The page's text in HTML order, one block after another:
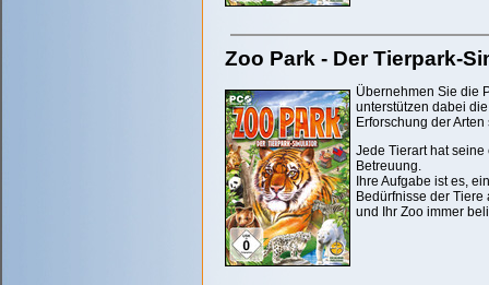
Zoo Park - Der Tierpark-
Übernehmen Sie die
unterstützen dabei
Erforschung der
Jede Tierart hat
Betreuung.
Ihre Aufgabe ist es,
Bedürfnisse der
und Ihr Zoo immer